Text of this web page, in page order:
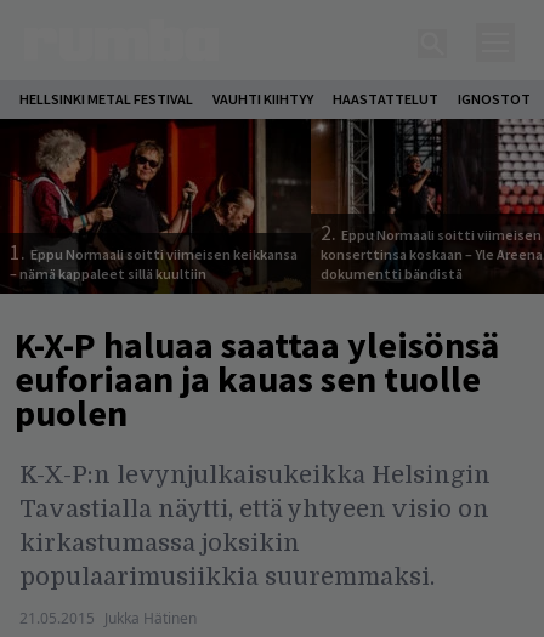
HELLSINKI METAL FESTIVAL VAUHTI KIIHTYY HAASTATTELUT IGNOSTOT
1. Eppu Normaali soitti viimeisen keikkansa
– nämä kappaleet sillä kuultiin
2. Eppu Normaali soitti viimeisen
konserttinsa koskaan – Yle
dokumentti bändistä
K-X-P haluaa saattaa yleisönsä
euforiaan ja kauas sen tuolle
puolen
K-X-P:n levynjulkaisukeikka Helsingin
Tavastialla näytti, että yhtyeen visio on
kirkastumassa joksikin
populaarimusiikkia suuremmaksi.
21.05.2015 Jukka Hätinen